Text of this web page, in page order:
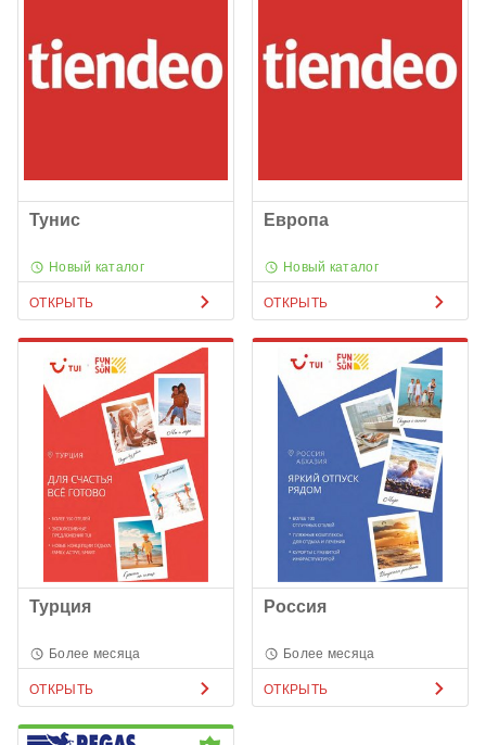
Тунис
Новый каталог
ОТКРЫТЬ
Европа
Новый каталог
ОТКРЫТЬ
Турция
Более месяца
ОТКРЫТЬ
Россия
Более месяца
ОТКРЫТЬ